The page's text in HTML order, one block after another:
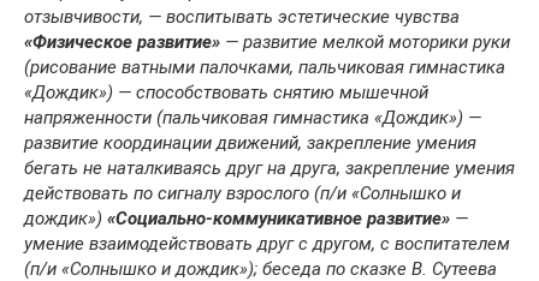
отзывчивости, — воспитывать эстетические чувства
«Физическое развитие» — развитие мелкой моторики руки
(рисование ватными палочками, пальчиковая гимнастика
«Дождик») — способствовать снятию мышечной
напряженности (пальчиковая гимнастика «Дождик») —
развитие координации движений, закрепление умения
бегать не наталкиваясь друг на друга, закрепление умения
действовать по сигналу взрослого (п/и «Солнышко и
дождик») «Социально-коммуникативное развитие» —
умение взаимодействовать друг с другом, с воспитателем
(п/и «Солнышко и дождик»); беседа по сказке В. Сутеева